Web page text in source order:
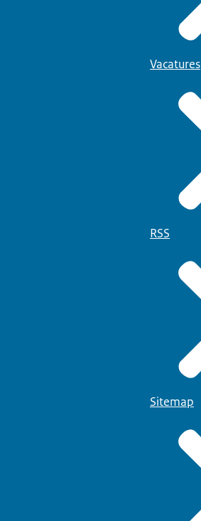
Vacatures
RSS
Sitemap